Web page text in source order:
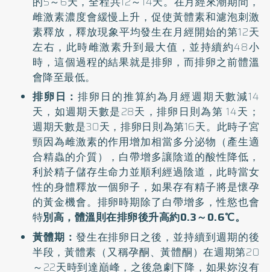
雌激素濃度會緩慢上升，促使黃體素和濾泡刺激
素釋放，釋放現象平均發生在月經開始的第12天
左右，此時雌激素升到最大值，並持續約48小
時，這個過程的結果就是排卵，而排卵之前體溫
會降至最低。
排卵日：排卵日的推算約為月經週期天數減14
天，如週期天數是28天，排卵日則為第 14天；
週期天數是30天，排卵日則為第16天。此時子宮
頸因為雌激素的作用增加相當多分泌物（產生適
合精蟲的介質），白帶增多讓陰道的酸性降低，
利於精子儲存生命力並順利經過陰道，此時當女
性的身體釋放一個卵子，如果存有精子將是懷孕
的黃金機會。排卵時期除了白帶增多，性慾也會
特別高，體溫則在排卵後升高約0.3～0.6℃。
黃體期： 發生在排卵日之後，並持續到週期的後
半段，黃體素（又稱孕酮、黃體酮）在週期第20
～22天時到達巔峰，之後急劇下降，如果妳沒有